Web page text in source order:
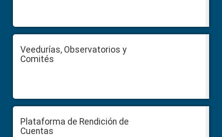
Veedurías, Observatorios y
Comités
Plataforma de Rendición de
Cuentas